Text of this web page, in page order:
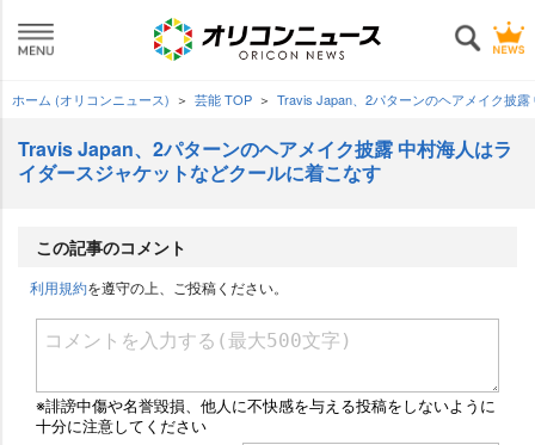
ホーム (オリコンニュース) 芸能 TOP Travis Japan、2パターンのヘアメイク披
Travis Japan、2パターンのヘアメイク披露 中村海人はラ
イダースジャケットなどクールに着こなす
この記事のコメント
利用規約を遵守の上、ご投稿ください。